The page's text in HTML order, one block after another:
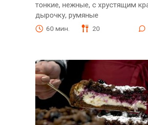
тонкие, нежные, с хрустящим
дырочку, румяные
60 мин. 20